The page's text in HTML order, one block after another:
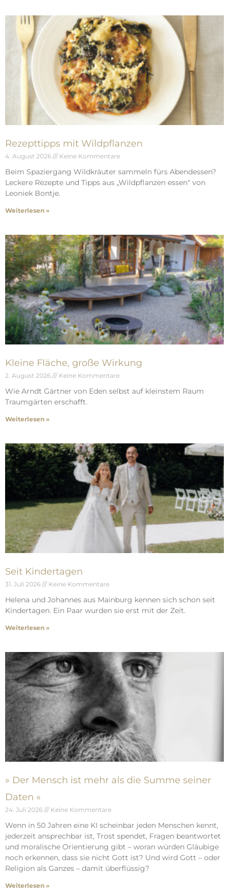
Rezepttipps mit Wildpflanzen
4. August 2026 Keine Kommentare
Beim Spaziergang Wildkräuter sammeln fürs Abendessen?
Leckere Rezepte und Tipps aus „Wildpflanzen essen“ von
Leoniek Bontje.
Weiterlesen »
Kleine Fläche, große Wirkung
2. August 2026 Keine Kommentare
Wie Arndt Gärtner von Eden selbst auf kleinstem Raum
Traumgärten erschafft.
Weiterlesen »
Seit Kindertagen
31. Juli 2026 Keine Kommentare
Helena und Johannes aus Mainburg kennen sich schon seit
Kindertagen. Ein Paar wurden sie erst mit der Zeit.
Weiterlesen »
» Der Mensch ist mehr als die Summe seiner
Daten «
24. Juli 2026 Keine Kommentare
Wenn in 50 Jahren eine KI scheinbar jeden Menschen kennt,
jederzeit ansprechbar ist, Trost spendet, Fragen beantwortet
und moralische Orientierung gibt – woran würden Gläubige
noch erkennen, dass sie nicht Gott ist? Und wird Gott – oder
Religion als Ganzes – damit überflüssig?
Weiterlesen »